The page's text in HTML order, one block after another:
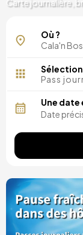
Carte journalière,
Où ?
Pass
Une date